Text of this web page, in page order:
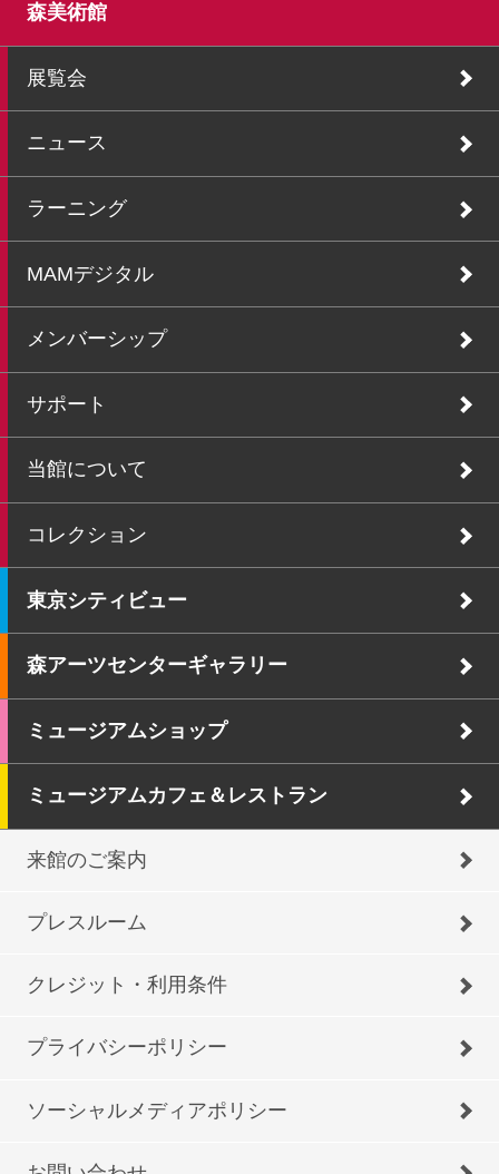
森美術館
展覧会
ニュース
ラーニング
MAMデジタル
メンバーシップ
サポート
当館について
コレクション
東京シティビュー
森アーツセンターギャラリー
ミュージアムショップ
ミュージアムカフェ＆レストラン
来館のご案内
プレスルーム
クレジット・利用条件
プライバシーポリシー
ソーシャルメディアポリシー